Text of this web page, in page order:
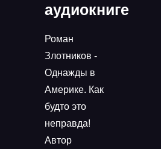
аудиокниге
Роман
Злотников -
Однажды в
Америке. Как
будто это
неправда!
Автор